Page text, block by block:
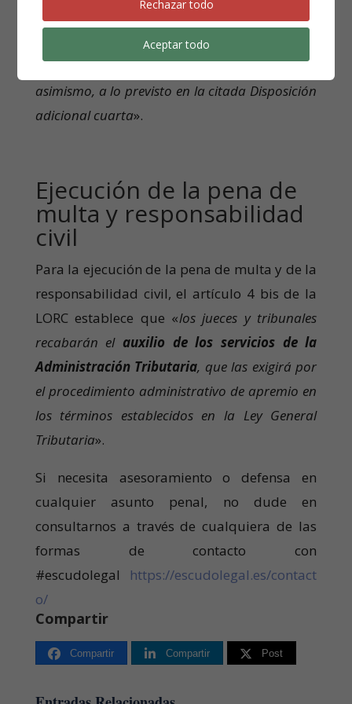
contenidas en la disposición adicional cuarta
de esta Ley.
Respecto de la deuda aduanera se estará,
asimismo, a lo previsto en la citada Disposición
adicional cuarta».
Ejecución de la pena de
multa y responsabilidad
civil
Para la ejecución de la pena de multa y de la
responsabilidad civil, el artículo 4 bis de la
LORC establece que «los jueces y tribunales
recabarán el auxilio de los servicios de la
Administración Tributaria, que las exigirá por
el procedimiento administrativo de apremio en
los términos establecidos en la Ley General
Tributaria».
Si necesita asesoramiento o defensa en
cualquier asunto penal, no dude en
consultarnos a través de cualquiera de las
formas de contacto con
#escudolegal https://escudolegal.es/contact
o/
Compartir
Compartir Compartir Post
Rechazar todo
Aceptar todo